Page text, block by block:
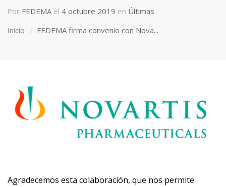
Por FEDEMA el 4 octubre 2019 en Últimas
Inicio
FEDEMA firma convenio con Nova...
Agradecemos esta colaboración, que nos permite